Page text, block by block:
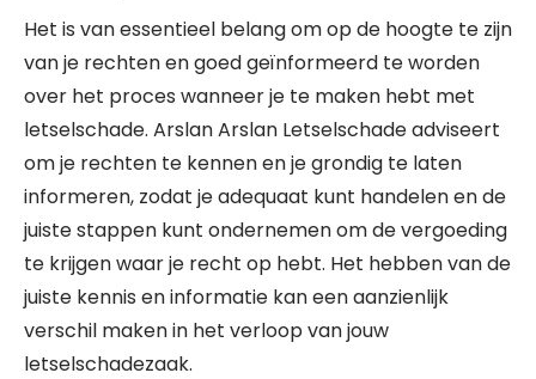
Het is van essentieel belang om op de hoogte te zijn
van je rechten en goed geïnformeerd te worden
over het proces wanneer je te maken hebt met
letselschade. Arslan Arslan Letselschade adviseert
om je rechten te kennen en je grondig te laten
informeren, zodat je adequaat kunt handelen en de
juiste stappen kunt ondernemen om de vergoeding
te krijgen waar je recht op hebt. Het hebben van de
juiste kennis en informatie kan een aanzienlijk
verschil maken in het verloop van jouw
letselschadezaak.